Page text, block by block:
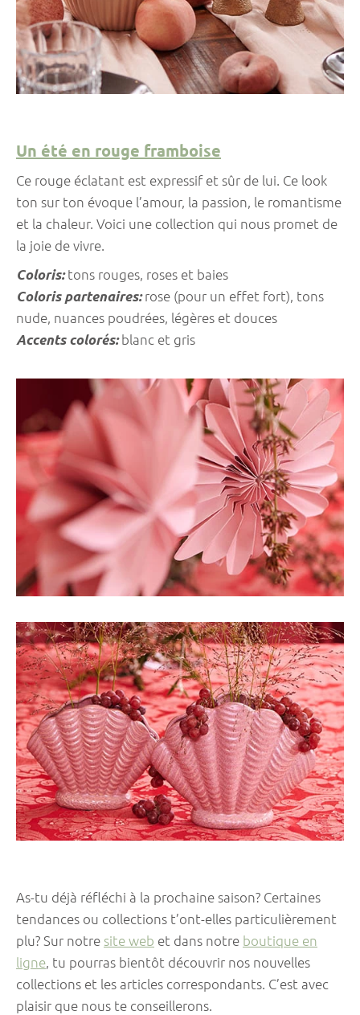
Un été en rouge framboise
Ce rouge éclatant est expressif et sûr de lui. Ce look
ton sur ton évoque l’amour, la passion, le romantisme
et la chaleur. Voici une collection qui nous promet de
la joie de vivre.
Coloris:tons rouges, roses et baies
Coloris partenaires:rose (pour un effet fort), tons
nude, nuances poudrées, légères et douces
Accents colorés:blanc et gris
As-tu déjà réfléchi à la prochaine saison? Certaines
tendances ou collections t’ont-elles particulièrement
plu? Sur notre site web et dans notre boutique en
ligne, tu pourras bientôt découvrir nos nouvelles
collections et les articles correspondants. C’est avec
plaisir que nous te conseillerons.